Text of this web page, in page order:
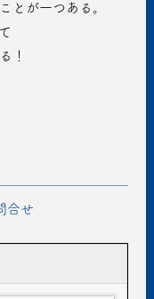
とが一つある。
！
合せ